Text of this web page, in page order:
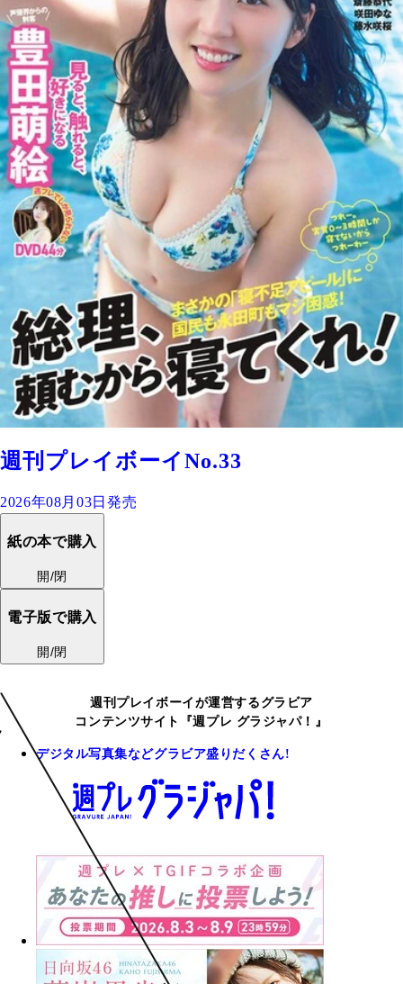
週刊プレイボーイNo.33
2026年08月03日発売
紙の本で購入
開/閉
電子版で購入
開/閉
週刊プレイボーイが運営するグラビア
コンテンツサイト『週プレ グラジャパ！』
デジタル写真集などグラビア盛りだくさん!